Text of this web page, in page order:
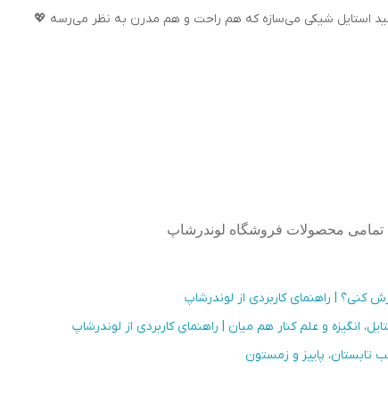
استایل شیکی می‌سازه که هم راحت و هم مدرن به نظر می‌رسه 💖
تمامی محصولات فروشگاه لوندرشاپ
کنی؟ | راهنمای کاربردی از لوندرشاپ
انگیزه و علم کنار هم میان | راهنمای کاربردی از لوندرشاپ
تابستان، پاییز و زمستون